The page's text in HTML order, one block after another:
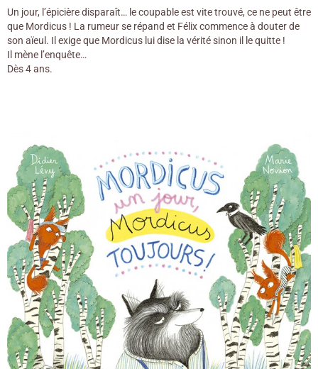
Un jour, l’épicière disparaît… le coupable est vite trouvé, ce ne peut être
que Mordicus ! La rumeur se répand et Félix commence à douter de
son aïeul. Il exige que Mordicus lui dise la vérité sinon il le quitte !
Il mène l’enquête…
Dès 4 ans.